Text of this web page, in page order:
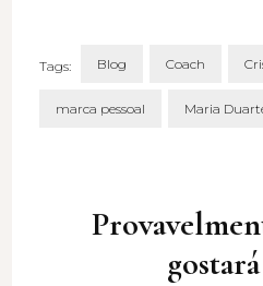
Tags: Blog Coach
marca pessoal Maria